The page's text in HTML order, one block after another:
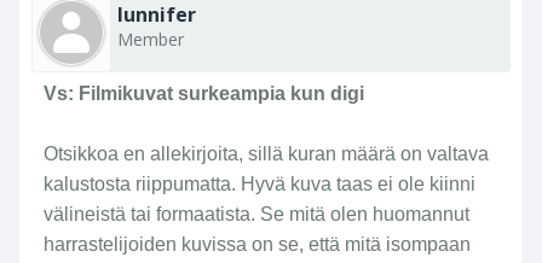
lunnifer
Member
Vs: Filmikuvat surkeampia kun digi
Otsikkoa en allekirjoita, sillä kuran määrä on valtava
kalustosta riippumatta. Hyvä kuva taas ei ole kiinni
välineistä tai formaatista. Se mitä olen huomannut
harrastelijoiden kuvissa on se, että mitä isompaan